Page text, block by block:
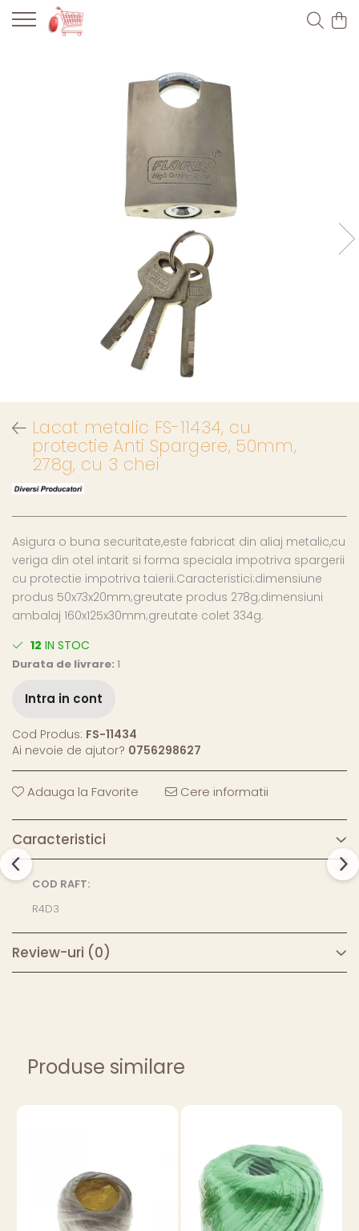
Lacat metalic FS-11434, cu
protectie Anti Spargere, 50mm,
278g, cu 3 chei
Asigura o buna securitate,este fabricat din aliaj metalic,cu
veriga din otel intarit si forma speciala impotriva spargerii
cu protectie impotriva taierii.Caracteristici:dimensiune
produs 50x73x20mm;greutate produs 278g;dimensiuni
ambalaj 160x125x30mm;greutate colet 334g.
12 IN STOC
Durata de livrare: 1
Intra in cont
Cod Produs: FS-11434
Ai nevoie de ajutor? 0756298627
Adauga la Favorite Cere informatii
Caracteristici
COD RAFT:
R4D3
Review-uri (0)
Produse similare